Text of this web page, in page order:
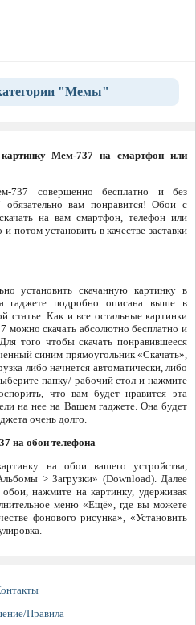
"Мемы"
Мем-737 на смартфон или
737 совершенно бесплатно и без
вам понравится! Обои с
на вам смартфон, телефон или
потом установить в качестве заставки
установить скачанную картинку в
гаджете подробно описана выше в
статье. Как и все остальные картинки
можно скачать абсолютно бесплатно и
того чтобы скачать понравившееся
синим прямоугольник «Скачать»,
либо начнется автоматически, либо
папку/ рабочий стол и нажмите
что вам будет нравится эта
на нее на Вашем гаджете. Она будет
очень долго.
на обои телефона
на обои вашего устройства,
> Загрузки» (Download). Далее
нажмите на картинку, удерживая
меню «Ещё», где вы можете
фонового рисунка», «Установить
Правила